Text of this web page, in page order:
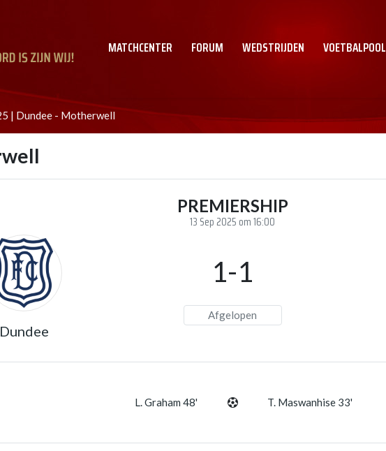
MATCHCENTER FORUM WEDSTRIJDEN VOETBALPOOL
| Dundee - Motherwell
PREMIERSHIP
13 Sep 2025 om 16:00
Dundee
1-1
Afgelopen
L. Graham 48' T. Maswanhise 33'